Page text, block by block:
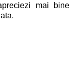
mai bine